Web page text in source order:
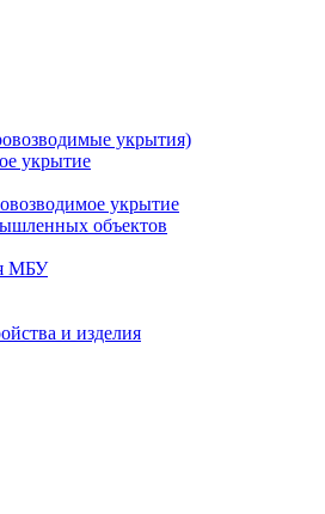
укрытия)
укрытие
укрытие
объектов
МБУ
и изделия